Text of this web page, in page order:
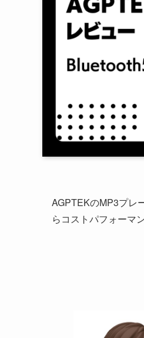
AGPTEKのMP3プレ
らコストパフォーマ